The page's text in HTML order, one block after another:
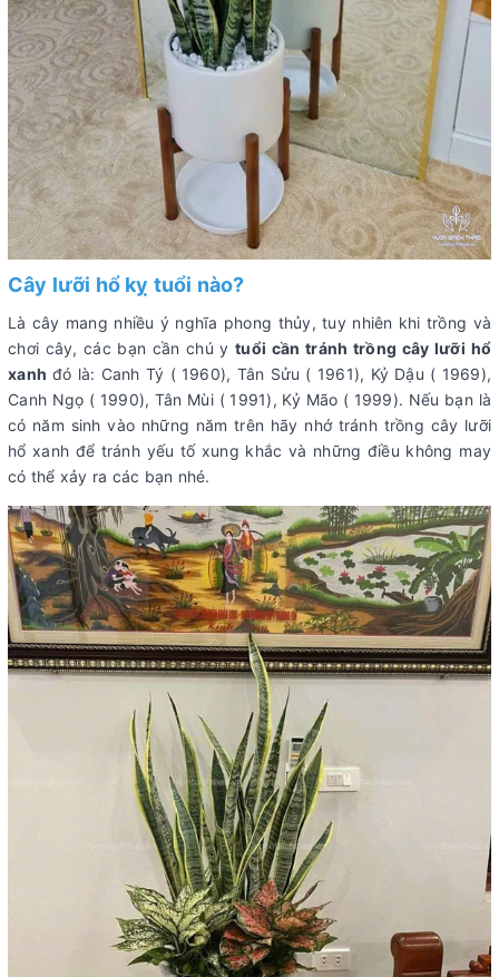
Cây lưỡi hổ kỵ tuổi nào?
Là cây mang nhiều ý nghĩa phong thủy, tuy nhiên khi trồng và
chơi cây, các bạn cần chú ytuổi cần tránh trồng cây lưỡi hổ
xanh đó là: Canh Tý ( 1960), Tân Sửu ( 1961), Kỷ Dậu ( 1969),
Canh Ngọ ( 1990), Tân Mùi ( 1991), Kỷ Mão ( 1999). Nếu bạn là
có năm sinh vào những năm trên hãy nhớ tránh trồng cây lưỡi
hổ xanh để tránh yếu tố xung khắc và những điều không may
có thể xảy ra các bạn nhé.